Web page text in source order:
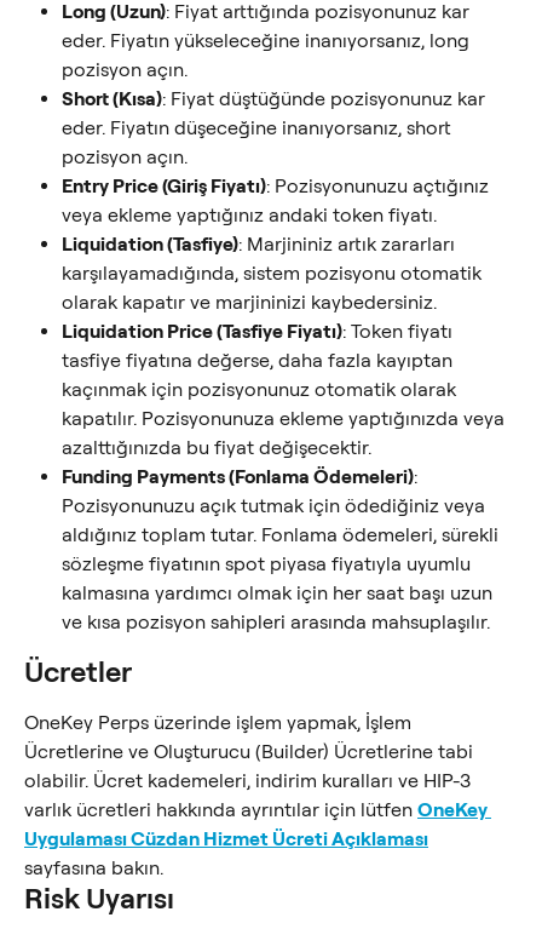
Long (Uzun): Fiyat arttığında pozisyonunuz kar
eder. Fiyatın yükseleceğine inanıyorsanız, long
pozisyon açın.
Short (Kısa): Fiyat düştüğünde pozisyonunuz kar
eder. Fiyatın düşeceğine inanıyorsanız, short
pozisyon açın.
Entry Price (Giriş Fiyatı): Pozisyonunuzu açtığınız
veya ekleme yaptığınız andaki token fiyatı.
Liquidation (Tasfiye): Marjininiz artık zararları
karşılayamadığında, sistem pozisyonu otomatik
olarak kapatır ve marjininizi kaybedersiniz.
Liquidation Price (Tasfiye Fiyatı): Token fiyatı
tasfiye fiyatına değerse, daha fazla kayıptan
kaçınmak için pozisyonunuz otomatik olarak
kapatılır. Pozisyonunuza ekleme yaptığınızda veya
azalttığınızda bu fiyat değişecektir.
Funding Payments (Fonlama Ödemeleri):
Pozisyonunuzu açık tutmak için ödediğiniz veya
aldığınız toplam tutar. Fonlama ödemeleri, sürekli
sözleşme fiyatının spot piyasa fiyatıyla uyumlu
kalmasına yardımcı olmak için her saat başı uzun
ve kısa pozisyon sahipleri arasında mahsuplaşılır.
Ücretler
OneKey Perps üzerinde işlem yapmak, İşlem
Ücretlerine ve Oluşturucu (Builder) Ücretlerine tabi
olabilir. Ücret kademeleri, indirim kuralları ve HIP-3
varlık ücretleri hakkında ayrıntılar için lütfen OneKey
Uygulaması Cüzdan Hizmet Ücreti Açıklaması
sayfasına bakın.
Risk Uyarısı